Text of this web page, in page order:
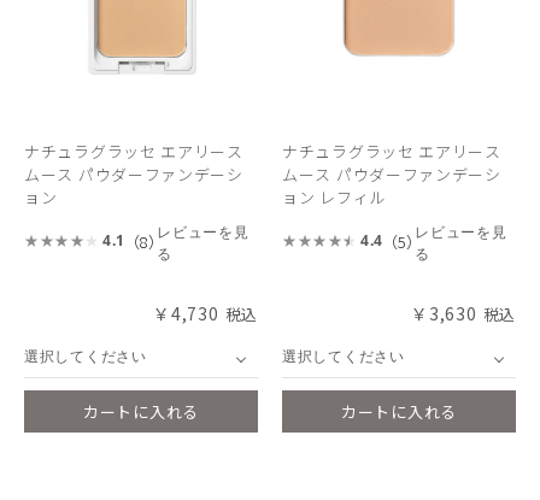
ナチュラグラッセ エアリース
ムース パウダーファンデーシ
ョン
4.1 （8） レビューを見
る
￥4,730
選択してください
カートに入れる
ナチュラグラッセ エアリース
ムース パウダーファンデーシ
ョン レフィル
4.4 （5） レビューを見
る
￥3,630
選択してください
カートに入れる